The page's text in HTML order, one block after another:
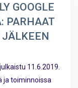
GOOGLE
PARHAAT
11.6.2019.
ja toiminnoissa